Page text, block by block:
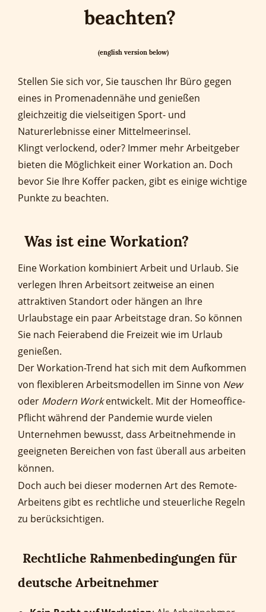
beachten?
(english version below)
Stellen Sie sich vor, Sie tauschen Ihr Büro gegen
eines in Promenadennähe und genießen
gleichzeitig die vielseitigen Sport- und
Naturerlebnisse einer Mittelmeerinsel.
Klingt verlockend, oder? Immer mehr Arbeitgeber
bieten die Möglichkeit einer Workation an. Doch
bevor Sie Ihre Koffer packen, gibt es einige wichtige
Punkte zu beachten.
Was ist eine Workation?
Eine Workation kombiniert Arbeit und Urlaub. Sie
verlegen Ihren Arbeitsort zeitweise an einen
attraktiven Standort oder hängen an Ihre
Urlaubstage ein paar Arbeitstage dran. So können
Sie nach Feierabend die Freizeit wie im Urlaub
genießen.
Der Workation-Trend hat sich mit dem Aufkommen
von flexibleren Arbeitsmodellen im Sinne von New
oder Modern Workentwickelt. Mit der Homeoffice-
Pflicht während der Pandemie wurde vielen
Unternehmen bewusst, dass Arbeitnehmende in
geeigneten Bereichen von fast überall aus arbeiten
können.
Doch auch bei dieser modernen Art des Remote-
Arbeitens gibt es rechtliche und steuerliche Regeln
zu berücksichtigen.
Rechtliche Rahmenbedingungen für
deutsche Arbeitnehmer